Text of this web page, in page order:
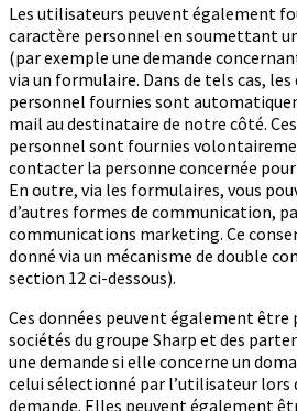
Les utilisateurs peuvent également
caractère personnel en soumettant
(par exemple une demande
via un formulaire. Dans de tels cas,
personnel fournies sont
mail au destinataire de notre côté.
personnel sont fournies
contacter la personne concernée
En outre, via les formulaires, vous
d’autres formes de communication,
communications marketing. Ce
donné via un mécanisme de double
section 12 ci-dessous).
Ces données peuvent également être
sociétés du groupe Sharp et des
une demande si elle concerne un
celui sélectionné par l’utilisateur lors
demande. Elles peuvent également